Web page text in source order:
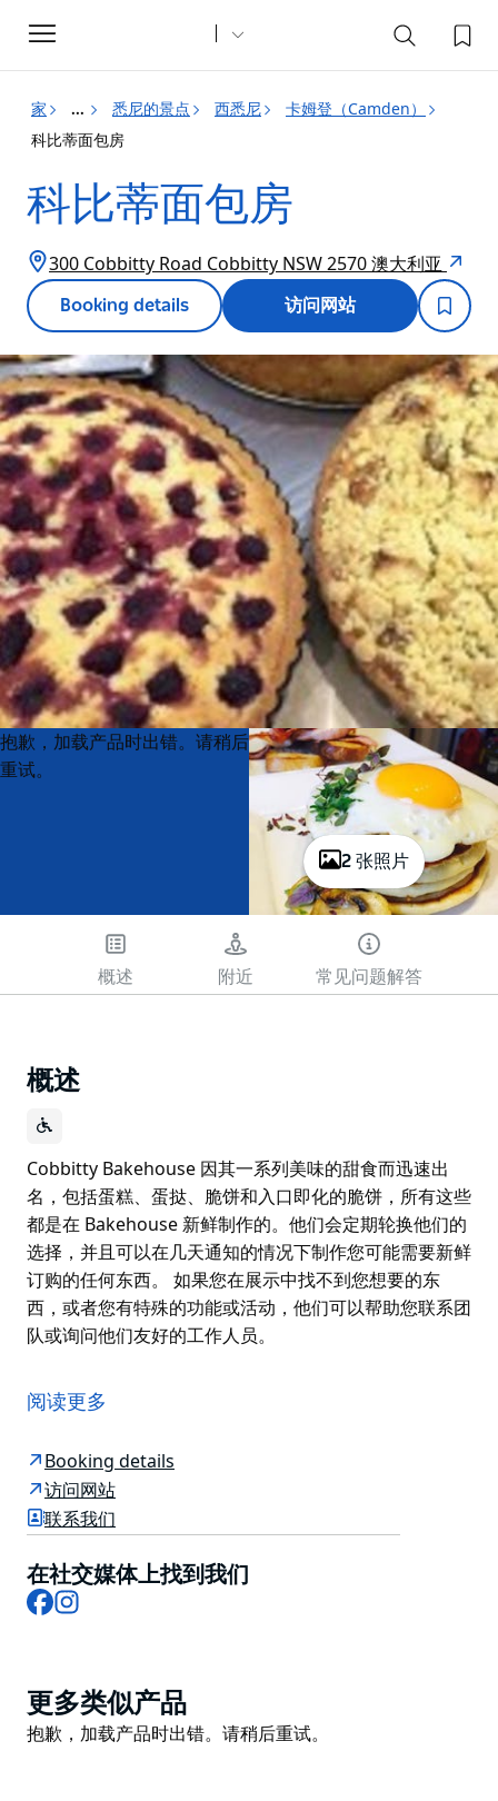
Toggle
navigation
家 ... 悉尼的景点 西悉尼
卡姆登（Camden）
科比蒂面包房
科比蒂面包房
300 Cobbitty Road Cobbitty NSW 2570 澳大利亚
Booking details 访问网站
2 张照片
Product
List
Product
List
抱歉，加载产品时出错。请稍后
重试。
概述 附近 常见问题解答
概述
Cobbitty Bakehouse 因其一系列美味的甜食而迅速出
名，包括蛋糕、蛋挞、脆饼和入口即化的脆饼，所有这些
都是在 Bakehouse 新鲜制作的。他们会定期轮换他们的
选择，并且可以在几天通知的情况下制作您可能需要新鲜
订购的任何东西。 如果您在展示中找不到您想要的东
西，或者您有特殊的功能或活动，他们可以帮助您联系团
队或询问他们友好的工作人员。
名，包括蛋糕、蛋挞、脆饼和入口即化的脆饼，所有这些
都是在 Bakehouse 新鲜制作的。他们会定期轮换他们的
订购的任何东西。
如果您在展示中找不到您想要的东西，或者您有特殊的功
能或活动，他们可以帮助您联系团队或询问他们友好的工
作人员。
阅读更多
Booking details
访问网站
联系我们
在社交媒体上找到我们
Facebook
Product
List
更多类似产品
Product
抱歉，加载产品时出错。请稍后重试。